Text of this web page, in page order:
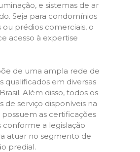
e sistemas de ar
Seja para condomínios
ou prédios comerciais, o
acesso à expertise
de uma ampla rede de
qualificados em diversas
Além disso, todos os
de serviço disponíveis na
as certificações
conforme a legislação
atuar no segmento de
predial.